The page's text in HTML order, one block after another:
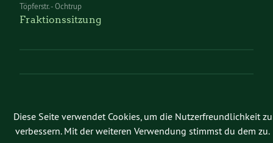
Töpferstr. - Ochtrup
Fraktionssitzung
Diese Seite verwendet Cookies, um die Nutzerfreundlichkeit zu
verbessern. Mit der weiteren Verwendung stimmst du dem zu.